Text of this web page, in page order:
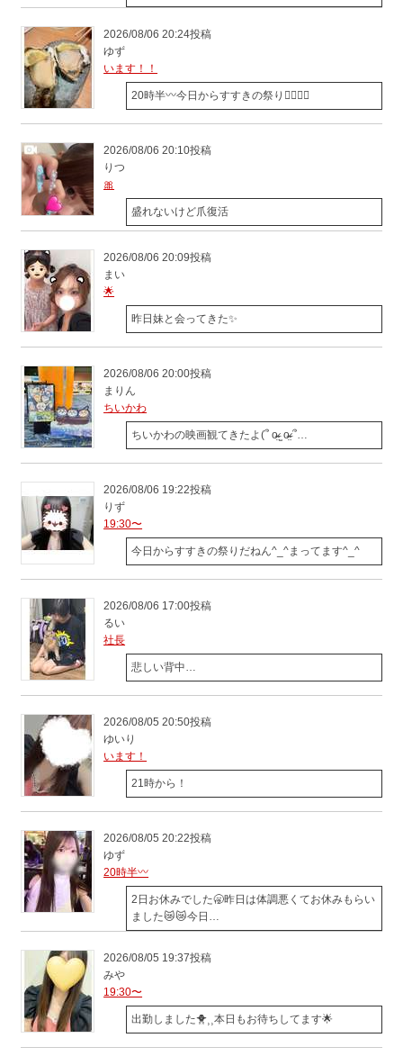
2026/08/06 20:24投稿
ゆず
います！！
20時半〰️今日からすすきの祭り🙂‍↕️🙂‍↕️
2026/08/06 20:10投稿
りつ
🎀
盛れないけど爪復活
2026/08/06 20:09投稿
まい
🌟
昨日妹と会ってきた✨️
2026/08/06 20:00投稿
まりん
ちいかわ
ちいかわの映画観てきたよ(՞ o̴̶̷̤ ̫ o̴̶̷̤ ՞…
2026/08/06 19:22投稿
りず
19:30〜
今日からすすきの祭りだねん^_^まってます^_^
2026/08/06 17:00投稿
るい
社長
悲しい背中…
2026/08/05 20:50投稿
ゆいり
います！
21時から！
2026/08/05 20:22投稿
ゆず
20時半〰️
2日お休みでした🥱昨日は体調悪くてお休みもらい
ました😿😿今日…
2026/08/05 19:37投稿
みや
19:30〜
出勤しました🐥⸒⸒本日もお待ちしてます🌟